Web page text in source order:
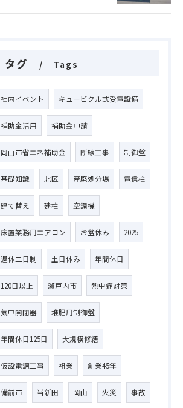
タグ Tags
社内イベント キュービクル式受電設備
補助金活用 補助金申請
岡山市省エネ補助金 断線工事 制御盤
基礎知識 北区 産廃処分場 電信柱
建て替え 建柱 空調機
床置業務用エアコン お盆休み 2025
週休二日制 土日休み 年間休日
120日以上 瀬戸内市 熱中症対策
気中開閉器 堆肥用制御盤
年間休日125日 大規模修繕
仮設電源工事 祖業 創業45年
備前市 当新田 岡山 火災 事故